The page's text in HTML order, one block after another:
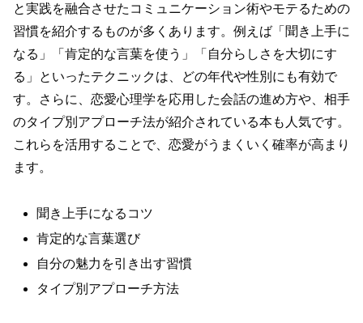
と実践を融合させたコミュニケーション術やモテるための
習慣を紹介するものが多くあります。例えば「聞き上手に
なる」「肯定的な言葉を使う」「自分らしさを大切にす
る」といったテクニックは、どの年代や性別にも有効で
す。さらに、恋愛心理学を応用した会話の進め方や、相手
のタイプ別アプローチ法が紹介されている本も人気です。
これらを活用することで、恋愛がうまくいく確率が高まり
ます。
聞き上手になるコツ
肯定的な言葉選び
自分の魅力を引き出す習慣
タイプ別アプローチ方法